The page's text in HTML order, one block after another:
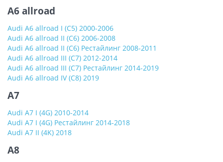
A6 allroad
Audi A6 allroad I (C5) 2000-2006
Audi A6 allroad II (C6) 2006-2008
Audi A6 allroad II (C6) Рестайлинг 2008-2011
Audi A6 allroad III (C7) 2012-2014
Audi A6 allroad III (C7) Рестайлинг 2014-2019
Audi A6 allroad IV (C8) 2019
A7
Audi A7 I (4G) 2010-2014
Audi A7 I (4G) Рестайлинг 2014-2018
Audi A7 II (4K) 2018
A8